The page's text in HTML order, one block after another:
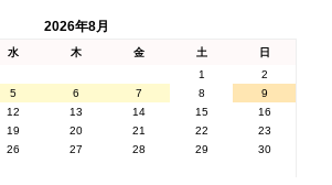
2026年8月
水 木 金 土
日
1
2
5 6 7 8
9
12 13 14 15
16
19 20 21 22
23
26 27 28 29
30